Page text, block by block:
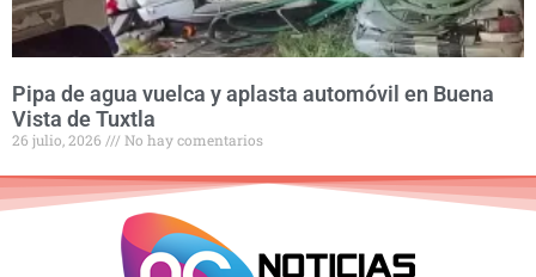
Pipa de agua vuelca y aplasta automóvil en Buena
Vista de Tuxtla
26 julio, 2026 No hay comentarios